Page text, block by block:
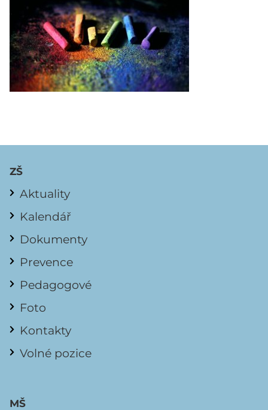
ZŠ
Aktuality
Kalendář
Dokumenty
Prevence
Pedagogové
Foto
Kontakty
Volné pozice
MŠ